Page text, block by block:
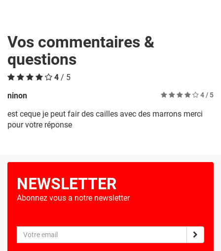
Vos commentaires &
questions
4 / 5
ninon
4/ 5
est ceque je peut fair des cailles avec des marrons merci
pour votre réponse
NEWSLETTER
Abonnez vous a notre newsletter